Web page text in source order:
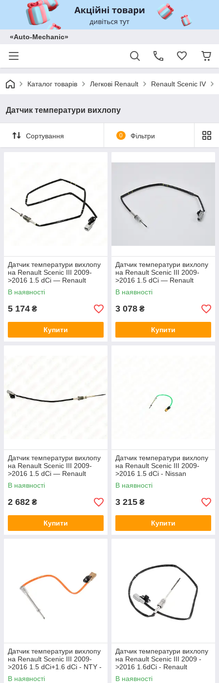
«Auto-Mechanic»
Каталог товарів Легкові Renault Renault Scenic IV
Датчик температури вихлопу
Сортування 0 Фільтри
Датчик температури вихлопу
на Renault Scenic III 2009-
>2016 1.5 dCi — Renault
(Оригінал) - 226406229R
В наявності
5 174 ₴
Купити
Датчик температури вихлопу
на Renault Scenic III 2009-
>2016 1.5 dCi — Renault
(Оригінал) - 8200946507
В наявності
3 078 ₴
Купити
Датчик температури вихлопу
на Renault Scenic III 2009-
>2016 1.5 dCi — Renault
(Оригінал) - 226404490R
В наявності
2 682 ₴
Купити
Датчик температури вихлопу
на Renault Scenic III 2009-
>2016 1.5 dCi - Nissan
(Оригінал) - 22630-00Q1J
В наявності
3 215 ₴
Купити
Датчик температури вихлопу
на Renault Scenic III 2009-
>2016 1.5 dCi+1.6 dCi - NTY -
EGT-RE-006
В наявності
Датчик температури вихлопу
на Renault Scenic III 2009 -
>2016 1.6dCi - Renault
(Оригінал) - 226400467R
В наявності